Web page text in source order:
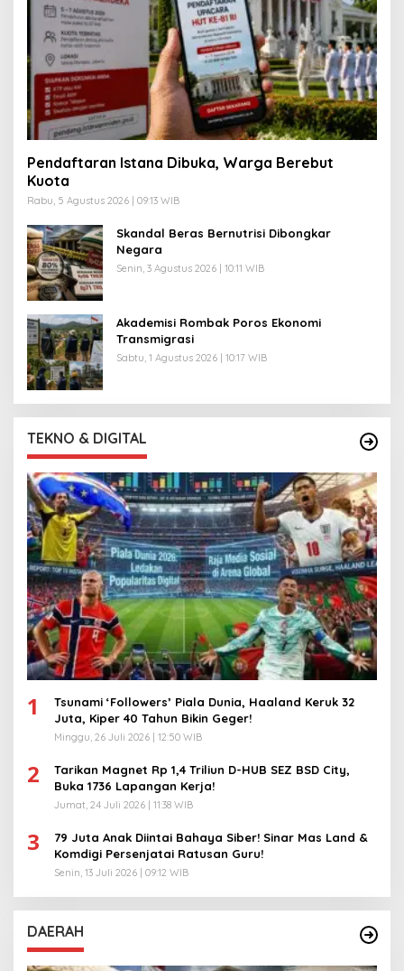
Pendaftaran Istana Dibuka, Warga Berebut
Kuota
Rabu, 5 Agustus 2026 | 09:13 WIB
Skandal Beras Bernutrisi Dibongkar
Negara
Senin, 3 Agustus 2026 | 10:11 WIB
Akademisi Rombak Poros Ekonomi
Transmigrasi
Sabtu, 1 Agustus 2026 | 10:17 WIB
TEKNO & DIGITAL
1
Tsunami ‘Followers’ Piala Dunia, Haaland Keruk 32
Juta, Kiper 40 Tahun Bikin Geger!
Minggu, 26 Juli 2026 | 12:50 WIB
2
Tarikan Magnet Rp 1,4 Triliun D-HUB SEZ BSD City,
Buka 1736 Lapangan Kerja!
Jumat, 24 Juli 2026 | 11:38 WIB
3
79 Juta Anak Diintai Bahaya Siber! Sinar Mas Land &
Komdigi Persenjatai Ratusan Guru!
Senin, 13 Juli 2026 | 09:12 WIB
DAERAH